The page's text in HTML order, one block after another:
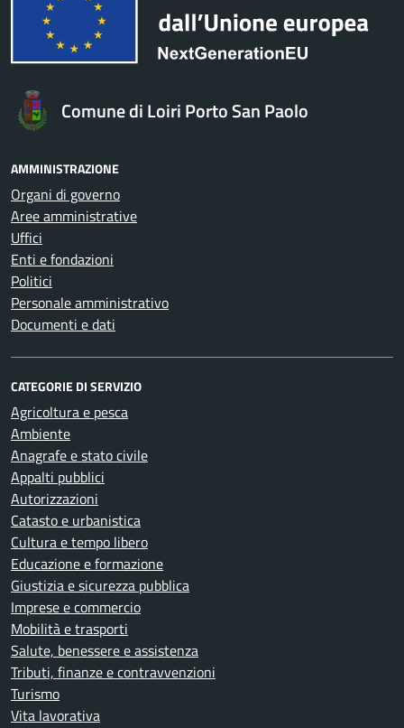
Comune di Loiri Porto San Paolo
AMMINISTRAZIONE
Organi di governo
Aree amministrative
Uffici
Enti e fondazioni
Politici
Personale amministrativo
Documenti e dati
CATEGORIE DI SERVIZIO
Agricoltura e pesca
Ambiente
Anagrafe e stato civile
Appalti pubblici
Autorizzazioni
Catasto e urbanistica
Cultura e tempo libero
Educazione e formazione
Giustizia e sicurezza pubblica
Imprese e commercio
Mobilità e trasporti
Salute, benessere e assistenza
Tributi, finanze e contravvenzioni
Turismo
Vita lavorativa